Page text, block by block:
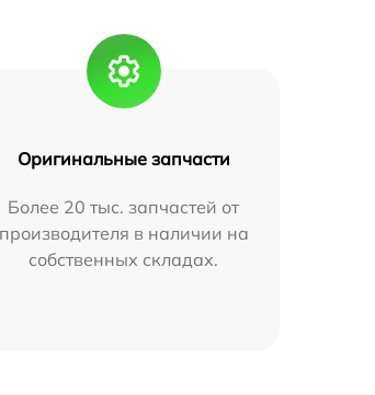
Оригинальные запчасти
Более 20 тыс. запчастей от
производителя в наличии на
собственных складах.